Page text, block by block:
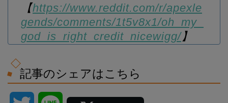
【https://www.reddit.com/r/apexle
gends/comments/1t5v8x1/oh_my_
god_is_right_credit_nicewigg/】
記事のシェアはこちら